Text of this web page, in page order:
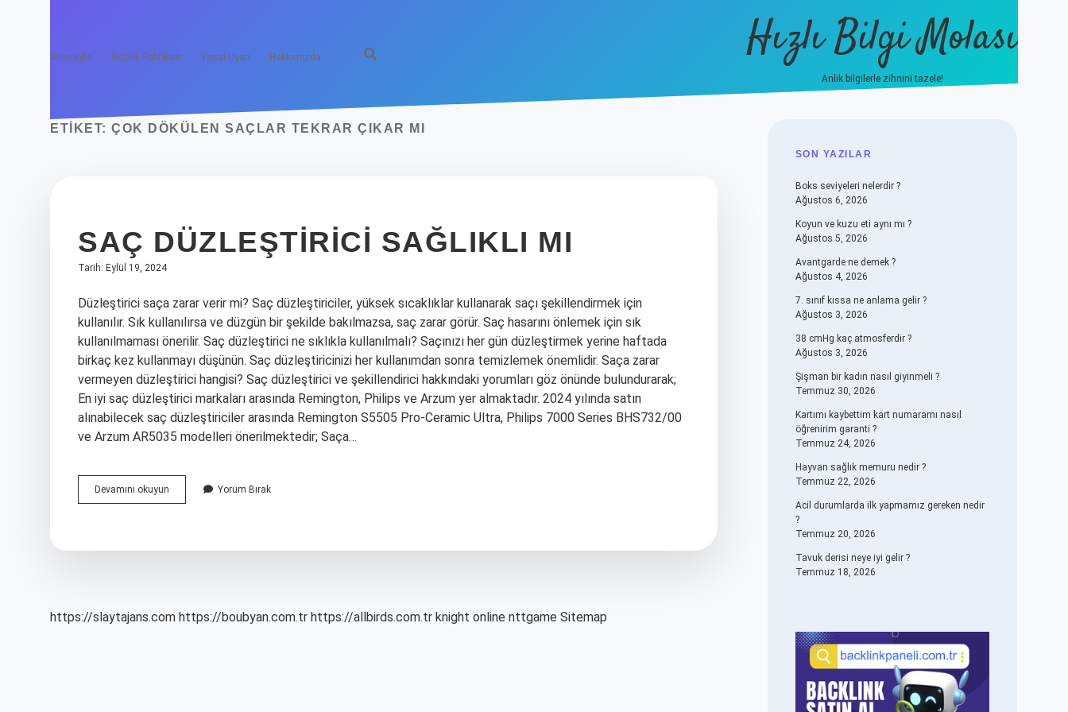
Anasayfa Gizlilik Politikası Yasal Uyarı Hakkımızda Hızlı Bilgi Molası
Anlık bilgilerle zihnini tazele!
ETIKET: ÇOK DÖKÜLEN SAÇLAR TEKRAR ÇIKAR MI
SAÇ DÜZLEŞTIRICI SAĞLIKLI MI
Tarih: Eylül 19, 2024
Düzleştirici saça zarar verir mi? Saç düzleştiriciler, yüksek sıcaklıklar kullanarak saçı şekillendirmek için
kullanılır. Sık kullanılırsa ve düzgün bir şekilde bakılmazsa, saç zarar görür. Saç hasarını önlemek için sık
kullanılmaması önerilir. Saç düzleştirici ne sıklıkla kullanılmalı? Saçınızı her gün düzleştirmek yerine haftada
birkaç kez kullanmayı düşünün. Saç düzleştiricinizi her kullanımdan sonra temizlemek önemlidir. Saça zarar
vermeyen düzleştirici hangisi? Saç düzleştirici ve şekillendirici hakkındaki yorumları göz önünde bulundurarak;
En iyi saç düzleştirici markaları arasında Remington, Philips ve Arzum yer almaktadır. 2024 yılında satın
alınabilecek saç düzleştiriciler arasında Remington S5505 Pro-Ceramic Ultra, Philips 7000 Series BHS732/00
ve Arzum AR5035 modelleri önerilmektedir; Saça…
Devamını okuyun
Düzleştirici
Yorum Bırak
https://slaytajans.com https://boubyan.com.tr https://allbirds.com.tr knight online nttgame Sitemap
SIDEBAR
SON YAZILAR
Boks seviyeleri nelerdir ?
Ağustos 6, 2026
Koyun ve kuzu eti aynı mı ?
Ağustos 5, 2026
Avantgarde ne demek ?
Ağustos 4, 2026
7. sınıf kıssa ne anlama gelir ?
Ağustos 3, 2026
38 cmHg kaç atmosferdir ?
Ağustos 3, 2026
Şişman bir kadın nasıl giyinmeli ?
Temmuz 30, 2026
Kartımı kaybettim kart numaramı nasıl
öğrenirim garanti ?
Temmuz 24, 2026
Hayvan sağlık memuru nedir ?
Temmuz 22, 2026
Acil durumlarda ilk yapmamız gereken nedir
?
Temmuz 20, 2026
Tavuk derisi neye iyi gelir ?
Temmuz 18, 2026